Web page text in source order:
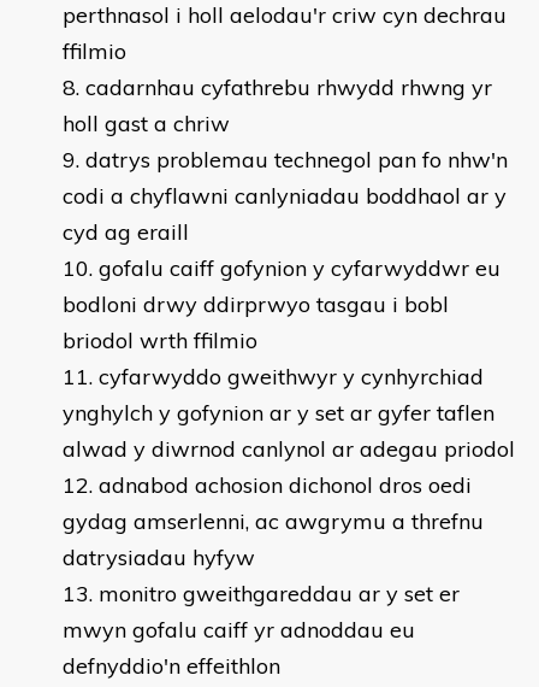
perthnasol i holl aelodau'r criw cyn dechrau
ffilmio
cadarnhau cyfathrebu rhwydd rhwng yr
holl gast a chriw
datrys problemau technegol pan fo nhw'n
codi a chyflawni canlyniadau boddhaol ar y
cyd ag eraill
gofalu caiff gofynion y cyfarwyddwr eu
bodloni drwy ddirprwyo tasgau i bobl
briodol wrth ffilmio
cyfarwyddo gweithwyr y cynhyrchiad
ynghylch y gofynion ar y set ar gyfer taflen
alwad y diwrnod canlynol ar adegau priodol
adnabod achosion dichonol dros oedi
gydag amserlenni, ac awgrymu a threfnu
datrysiadau hyfyw
monitro gweithgareddau ar y set er
mwyn gofalu caiff yr adnoddau eu
defnyddio'n effeithlon